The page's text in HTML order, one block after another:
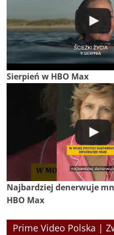
Sierpień w HBO Max
Najbardziej denerwuje
HBO Max
Prime Video Polska |